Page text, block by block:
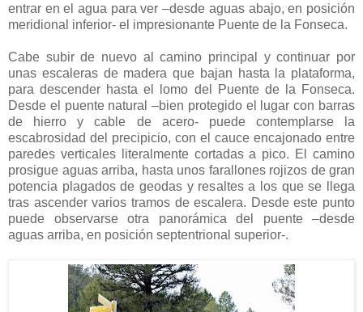
entrar en el agua para ver –desde aguas abajo, en posición
meridional inferior- el impresionante Puente de la Fonseca.
Cabe subir de nuevo al camino principal y continuar por
unas escaleras de madera que bajan hasta la plataforma,
para descender hasta el lomo del Puente de la Fonseca.
Desde el puente natural –bien protegido el lugar con barras
de hierro y cable de acero- puede contemplarse la
escabrosidad del precipicio, con el cauce encajonado entre
paredes verticales literalmente cortadas a pico. El camino
prosigue aguas arriba, hasta unos farallones rojizos de gran
potencia plagados de geodas y resaltes a los que se llega
tras ascender varios tramos de escalera. Desde este punto
puede observarse otra panorámica del puente –desde
aguas arriba, en posición septentrional superior-.